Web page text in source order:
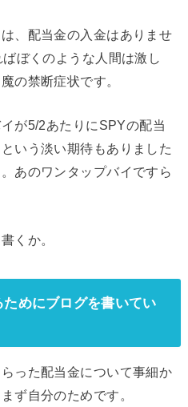
、配当金の入金はありませ
ぼくのような人間は激し
の禁断症状です。
が5/2あたりにSPYの配当
いう淡い期待もありました
あのワンタップバイですら
くか。
めにブログを書いてい
った配当金について事細か
ず自分のためです。